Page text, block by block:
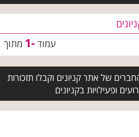
עמוד-1 מתוך
של אתר קניונים וקבלו תזכורות
ופעילויות בקניונים